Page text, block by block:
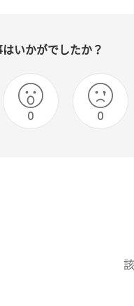
はいかがでしたか？
0 0